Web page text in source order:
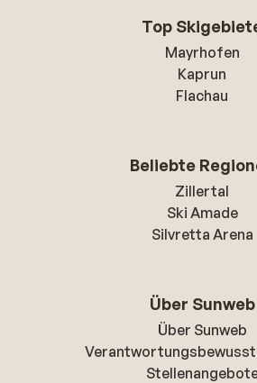
Top
Mayrhofen
Kaprun
Flachau
Beliebte
Zillertal
Ski Amade
Silvretta Arena
Über Sunweb
Über Sunweb